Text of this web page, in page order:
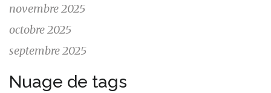
novembre 2025
octobre 2025
septembre 2025
Nuage de tags